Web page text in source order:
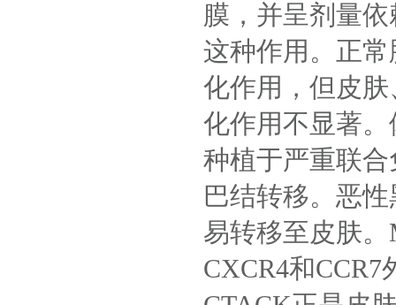
膜，并呈剂量
这种作用。正
化作用，但皮
化作用不显著
种植于严重联
巴结转移。恶
易转移至皮肤。
CXCR4和CCR7